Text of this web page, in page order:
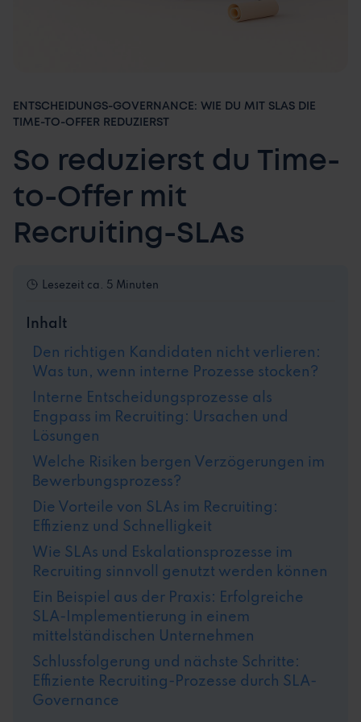
ENTSCHEIDUNGS-GOVERNANCE: WIE DU MIT SLAS DIE
TIME-TO-OFFER REDUZIERST
So reduzierst du Time-
to-Offer mit
Recruiting-SLAs
Lesezeit ca. 5 Minuten
Inhalt
Den richtigen Kandidaten nicht verlieren:
Was tun, wenn interne Prozesse stocken?
Interne Entscheidungsprozesse als
Engpass im Recruiting: Ursachen und
Lösungen
Welche Risiken bergen Verzögerungen im
Bewerbungsprozess?
Die Vorteile von SLAs im Recruiting:
Effizienz und Schnelligkeit
Wie SLAs und Eskalationsprozesse im
Recruiting sinnvoll genutzt werden können
Ein Beispiel aus der Praxis: Erfolgreiche
SLA-Implementierung in einem
mittelständischen Unternehmen
Schlussfolgerung und nächste Schritte:
Effiziente Recruiting-Prozesse durch SLA-
Governance